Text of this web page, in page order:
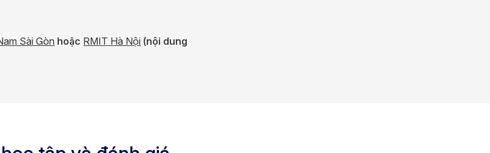
Sài Gòn hoặc RMIT Hà Nội (nội dung